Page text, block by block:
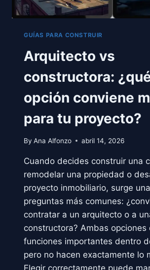
GUÍAS PARA CONSTRUIR
Arquitecto vs
constructora:
opción conviene
para tu proyecto?
By Ana Alfonzo abril 14, 2026
Cuando decides construir una
remodelar una propiedad o
proyecto inmobiliario, surge
preguntas más comunes:
contratar a un arquitecto o a
constructora? Ambas opciones
funciones importantes dentro
pero no hacen exactamente lo
Elegir correctamente puede